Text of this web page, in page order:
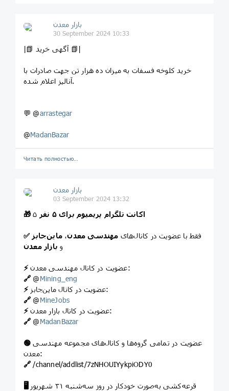
بازار معدن
30 September 2024 10:33
|📗 آگهی خرید 📗|
خرید کلوخه فسفات به میزان ده هزار تن جهت صادرات با
آنالیز اعلام شده.
💬 @arrastegar
@MadanBazar
Читать полностью…
بازار معدن
03 September 2024 13:32
🎁 ۵ اکانت تلگرام پریمیوم برای ۵ نفر
✅ فقط با عضویت در کانال‌های مهندسی معدن، ماین‌جابز
و بازار معدن
⚡️
عضویت در کانال مهندسی معدن:
🔗 @Mining_eng
⚡️
عضویت در کانال ماین‌جابز:
🔗 @MineJobs
⚡️
عضویت در کانال بازار معدن:
🔗 @MadanBazar
🟢 عضویت در تمامی گروه‌ها و کانال‌های مجموعه مهندسی
معدن:
🔗 /channel/addlist/7zNHOUIYykpiODY0
🖥